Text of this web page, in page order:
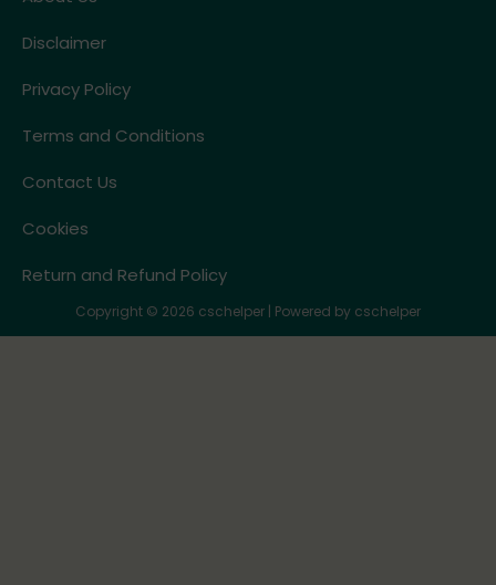
Disclaimer
Privacy Policy
Terms and Conditions
Contact Us
Cookies
Return and Refund Policy
Copyright © 2026 cschelper | Powered by cschelper